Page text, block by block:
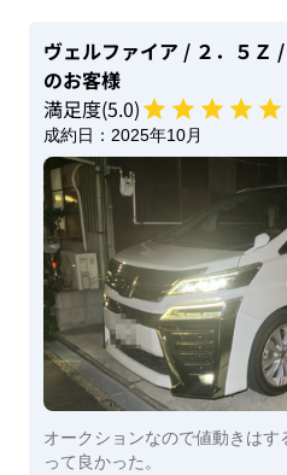
ヴェルファイア / ２．５Ｚ
のお客様
満足度(5.0)
成約日： 2025年10月
オークションなので値動きは
って良かった。